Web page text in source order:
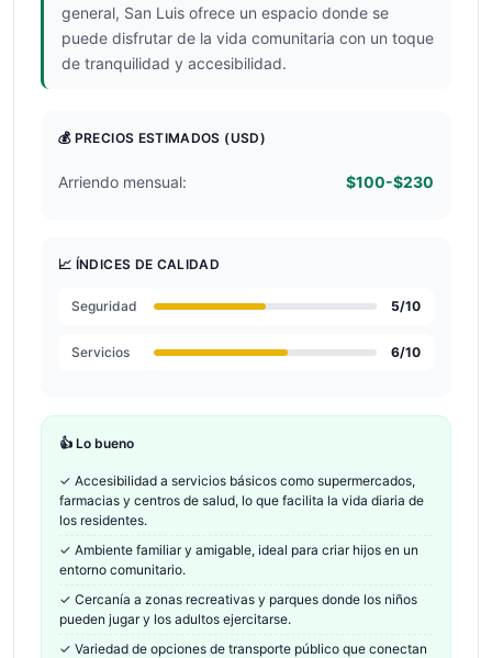
general, San Luis ofrece un espacio donde se
puede disfrutar de la vida comunitaria con un toque
de tranquilidad y accesibilidad.
💰 PRECIOS ESTIMADOS (USD)
Arriendo mensual: $100-$230
📈 ÍNDICES DE CALIDAD
Seguridad 5/10
Servicios 6/10
👍 Lo bueno
✓ Accesibilidad a servicios básicos como supermercados,
farmacias y centros de salud, lo que facilita la vida diaria de
los residentes.
✓ Ambiente familiar y amigable, ideal para criar hijos en un
entorno comunitario.
✓ Cercanía a zonas recreativas y parques donde los niños
pueden jugar y los adultos ejercitarse.
✓ Variedad de opciones de transporte público que conectan